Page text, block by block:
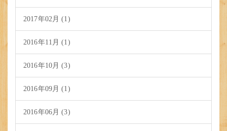
2017年02月 (1)
2016年11月 (1)
2016年10月 (3)
2016年09月 (1)
2016年06月 (3)